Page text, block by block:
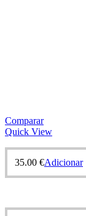
Comparar
Quick View
35.00 €Adicionar